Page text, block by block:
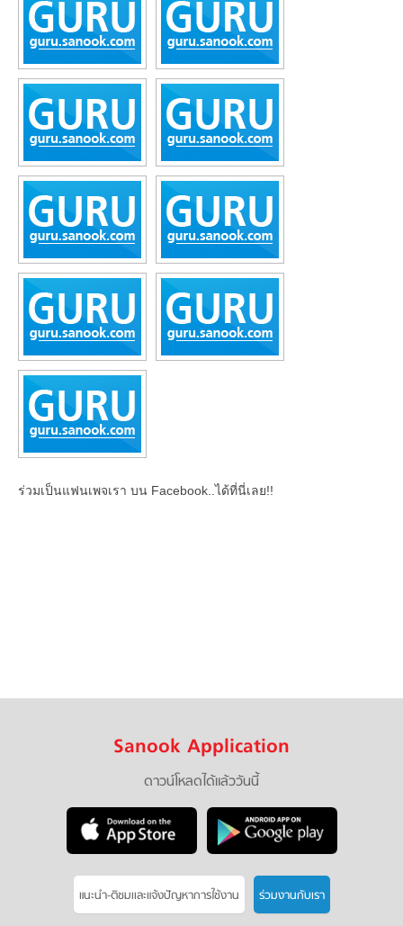
ร่วมเป็นแฟนเพจเรา บน Facebook..ได้ที่นี่เลย!!
Sanook Application
ดาวน์โหลดได้แล้ววันนี้
แนะนำ-ติชมเเละแจ้งปัญหาการใช้งาน ร่วมงานกับเรา